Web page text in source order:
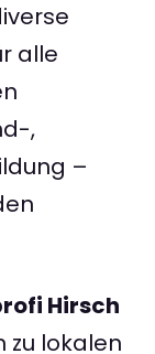
alle
,
–
Hirsch
zu lokalen